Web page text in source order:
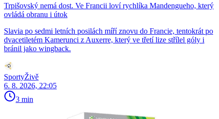
Trpišovský nemá dost. Ve Francii loví rychlíka Mandengueho, který
ovládá obranu i útok
Slavia po sedmi letních posilách míří znovu do Francie, tentokrát po
dvacetiletém Kamerunci z Auxerre, který ve třetí lize střílel góly i
bránil jako wingback.
SportyŽivě
6. 8. 2026, 22:05
3 min